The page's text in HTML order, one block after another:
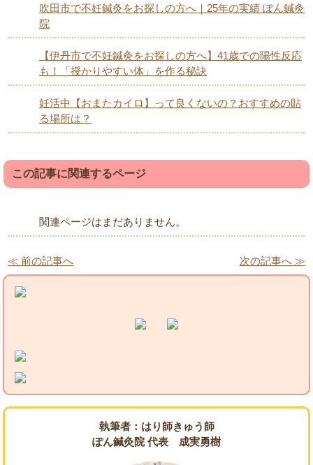
吹田市で不妊鍼灸をお探しの方へ｜25年の実績 ぽん鍼灸
院
【伊丹市で不妊鍼灸をお探しの方へ】41歳での陽性反応
も！「授かりやすい体」を作る秘訣
妊活中【おまたカイロ】って良くないの？おすすめの貼
る場所は？
この記事に関連するページ
関連ページはまだありません。
≪ 前の記事へ 次の記事へ ≫
執筆者：はり師きゅう師
ぽん鍼灸院 代表 成実勇樹